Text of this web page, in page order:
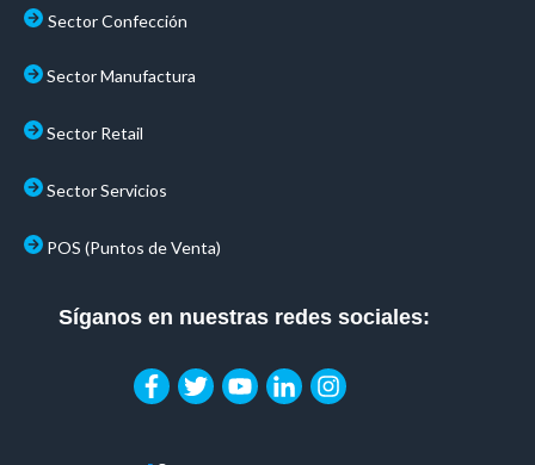
Sector Confección
Sector Manufactura
Sector Retail
Sector Servicios
POS (Puntos de Venta)
Síganos en nuestras redes sociales: